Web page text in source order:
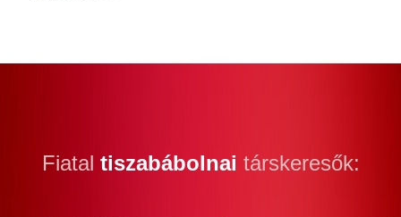
Fiatal tiszabábolnai társkeresők: